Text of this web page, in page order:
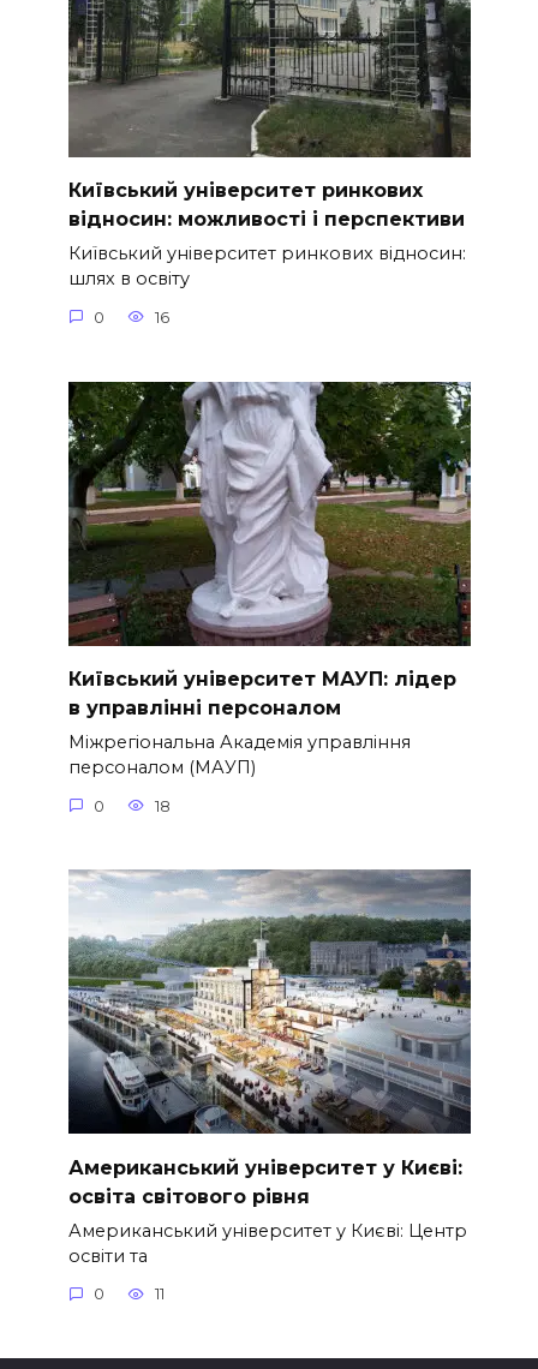
Київський університет ринкових
відносин: можливості і перспективи
Київський університет ринкових відносин:
шлях в освіту
0 16
Київський університет МАУП: лідер
в управлінні персоналом
Міжрегіональна Академія управління
персоналом (МАУП)
0 18
Американський університет у Києві:
освіта світового рівня
Американський університет у Києві: Центр
освіти та
0 11